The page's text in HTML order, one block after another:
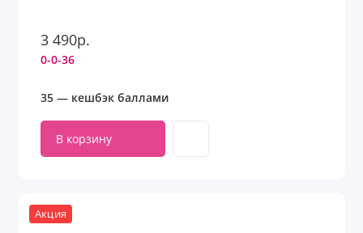
3 490р.
0-0-36
35 — кешбэк баллами
В корзину
Акция